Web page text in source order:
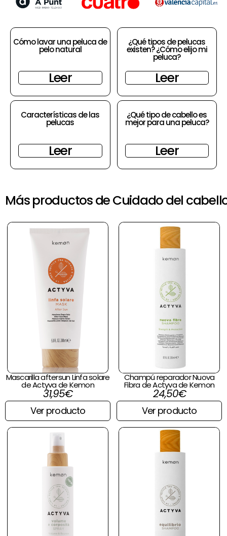
Cómo lavar una peluca de
pelo natural
Leer
¿Qué tipos de pelucas
existen? ¿Cómo elijo mi
peluca?
Leer
Características de las
pelucas
Leer
¿Qué tipo de cabello es
mejor para una peluca?
Leer
Más productos de Cuidado del
Mascarilla aftersun Linfa solare
de Actyva de Kemon
31,95€
Ver producto
Champú reparador Nuova
Fibra de Actyva de Kemon
24,50€
Ver producto